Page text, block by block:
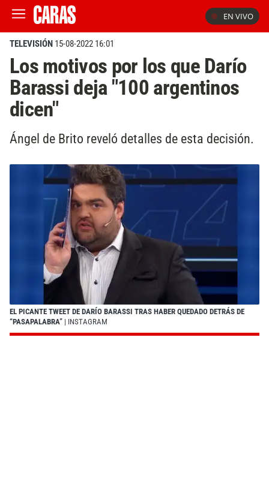
EN VIVO
TELEVISIÓN 15-08-2022 16:01
Los motivos por los que Darío
Barassi deja "100 argentinos
dicen"
Ángel de Brito reveló detalles de esta decisión.
EL PICANTE TWEET DE DARÍO BARASSI TRAS HABER QUEDADO DETRÁS DE
“PASAPALABRA” | INSTAGRAM